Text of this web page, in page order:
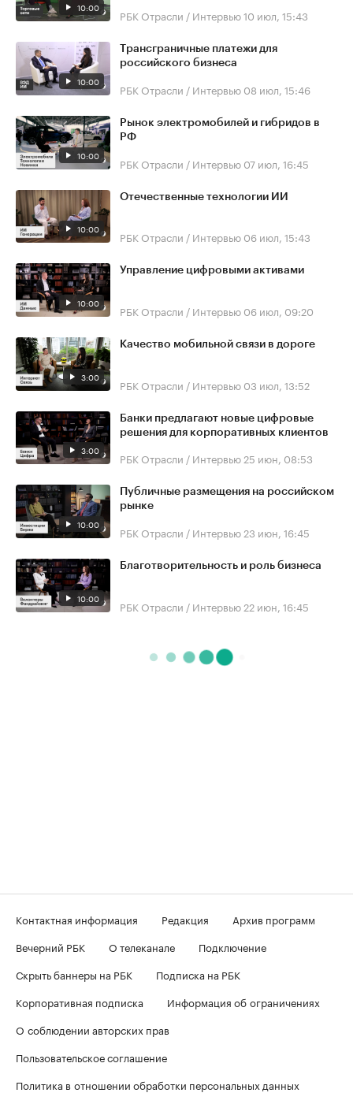
10:00 РБК Отрасли / Интервью10 июл, 15:43
10:00
Трансграничные платежи для
российского бизнеса
РБК Отрасли / Интервью 08 июл, 15:46
10:00
Рынок электромобилей и гибридов в
РФ
РБК Отрасли / Интервью 07 июл, 16:45
10:00
Отечественные технологии ИИ
РБК Отрасли / Интервью 06 июл, 15:43
10:00
Управление цифровыми активами
РБК Отрасли / Интервью 06 июл, 09:20
3:00
Качество мобильной связи в дороге
РБК Отрасли / Интервью 03 июл, 13:52
3:00
Банки предлагают новые цифровые
решения для корпоративных клиентов
РБК Отрасли / Интервью 25 июн, 08:53
10:00
Публичные размещения на российском
рынке
РБК Отрасли / Интервью 23 июн, 16:45
10:00
Благотворительность и роль бизнеса
РБК Отрасли / Интервью 22 июн, 16:45
Контактная информация Редакция
Архив программ
Вечерний РБК
О телеканале
Подключение
Скрыть баннеры на РБК
Подписка на РБК
Корпоративная подписка
Информация об ограничениях
О соблюдении авторских прав
Пользовательское соглашение
Политика в отношении обработки персональных данных